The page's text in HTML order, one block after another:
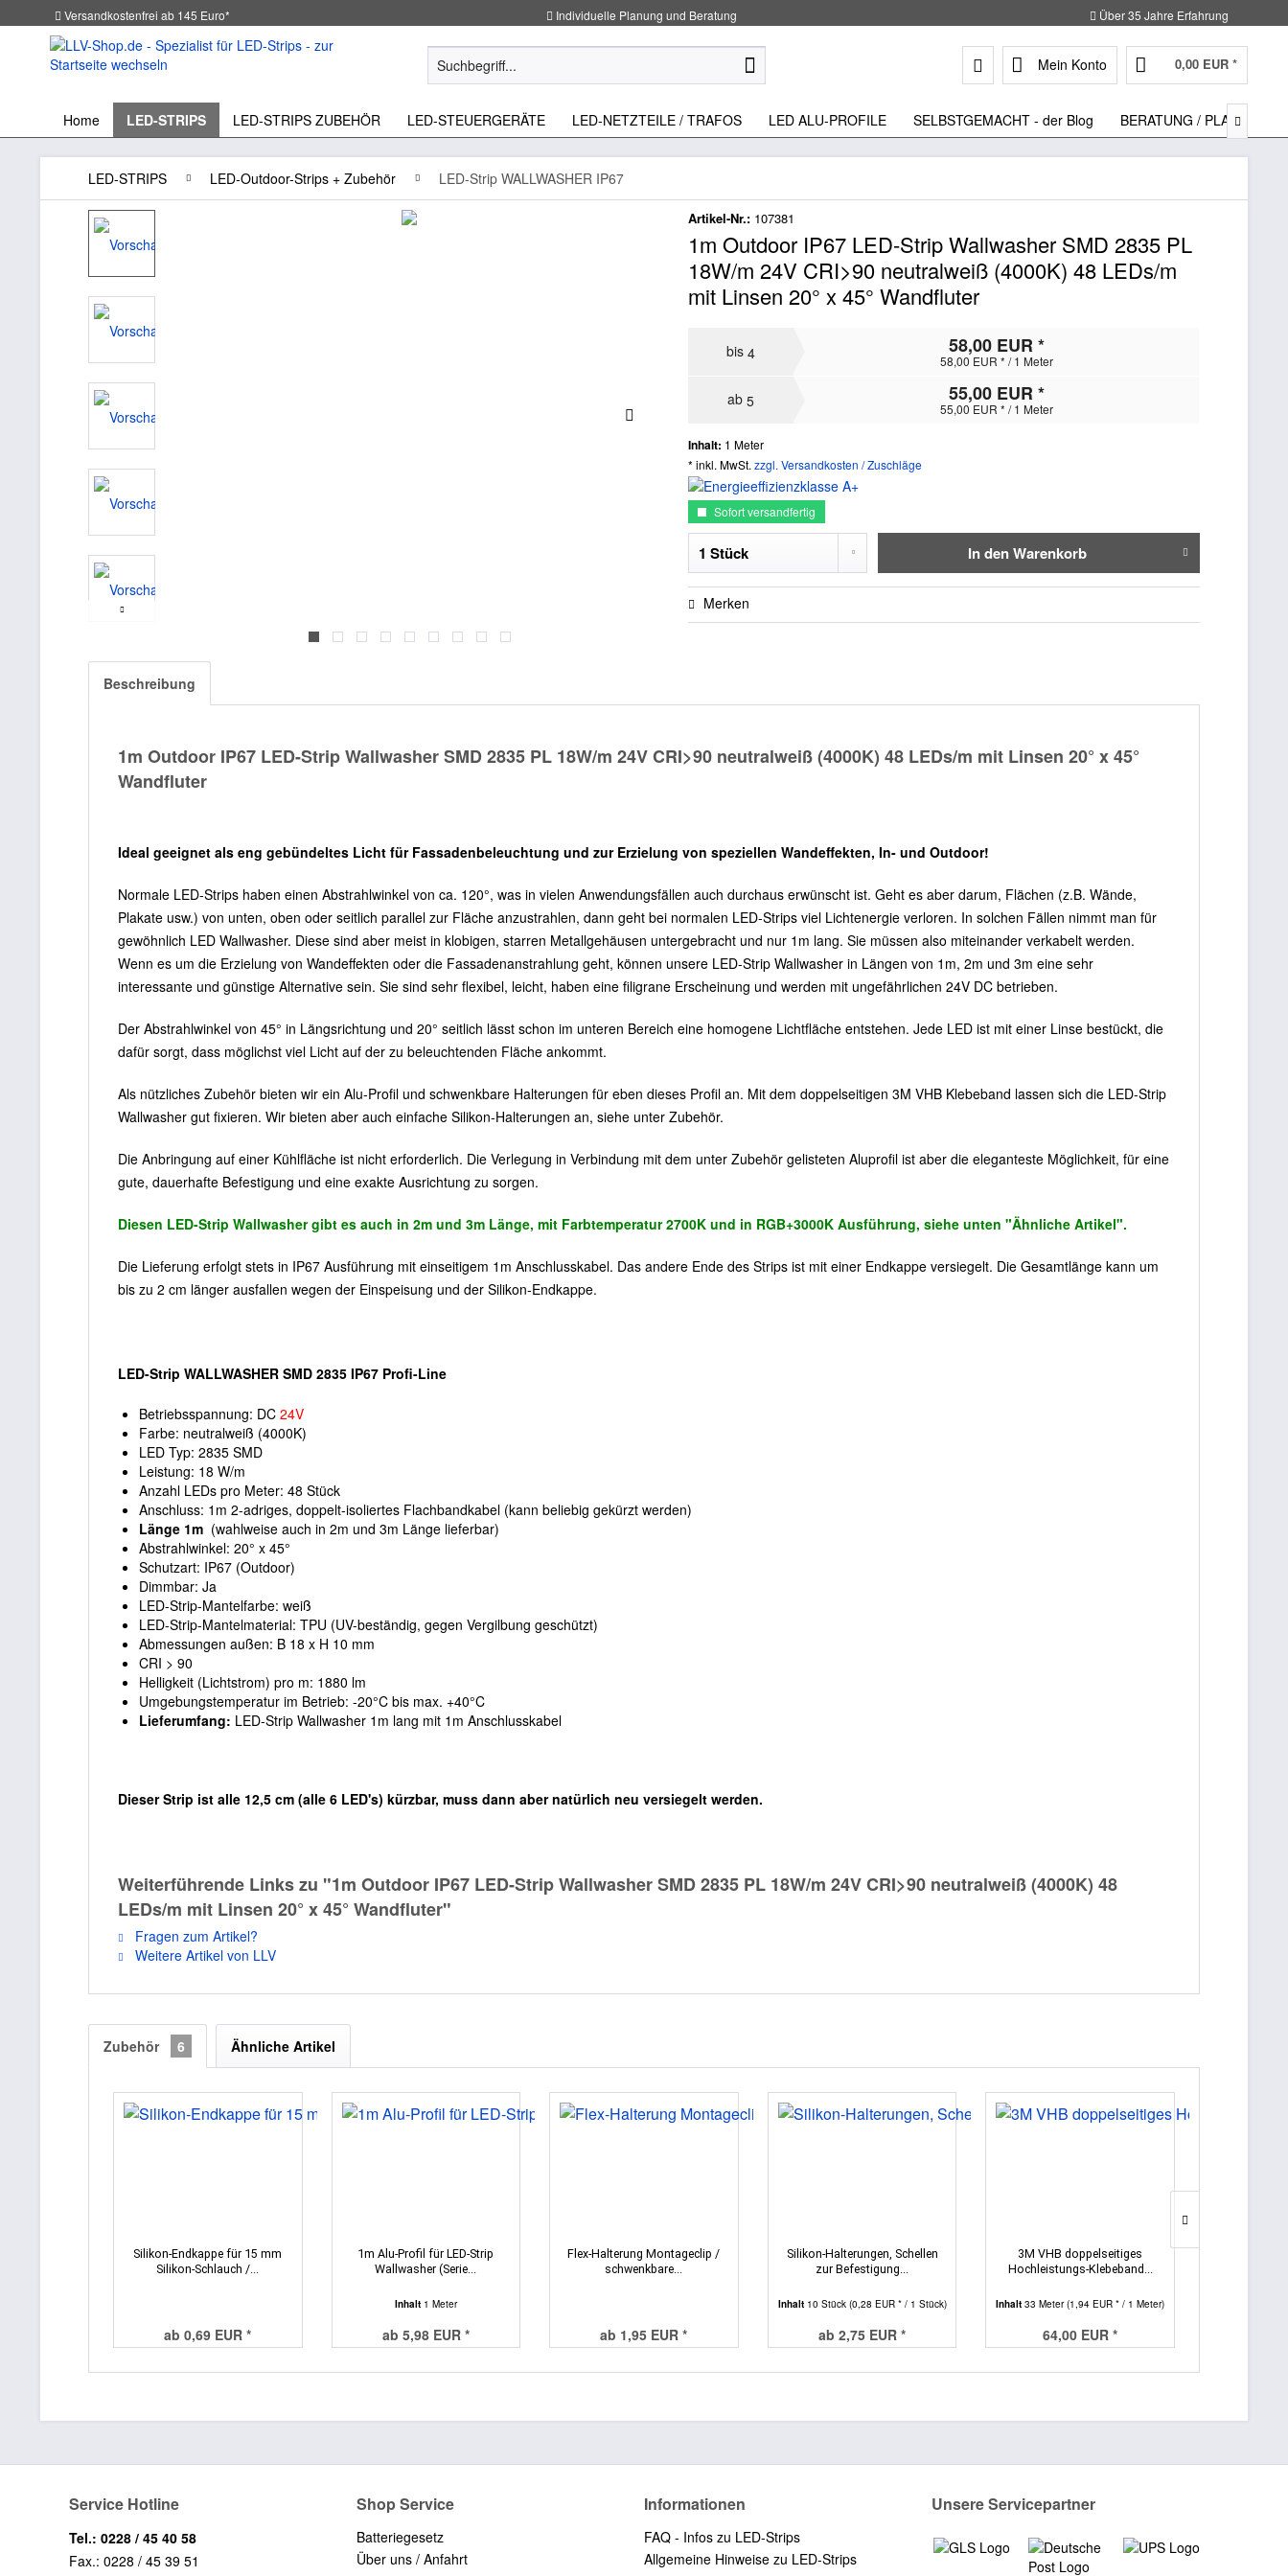
Versandkostenfrei ab 145 Euro* Individuelle Planung und Beratung Über 35 Jahre Erfahrung
Mein Konto 0,00 EUR *
Home LED-STRIPS LED-STRIPS ZUBEHÖR LED-STEUERGERÄTE LED-NETZTEILE / TRAFOS LED ALU-PROFILE SELBSTGEMACHT - der Blog BERATUNG / PLANUNG

LED-STRIPS LED-Outdoor-Strips + Zubehör LED-Strip WALLWASHER IP67
Artikel-Nr.: 107381
1m Outdoor IP67 LED-Strip Wallwasher SMD 2835 PL
18W/m 24V CRI>90 neutralweiß (4000K) 48 LEDs/m
mit Linsen 20° x 45° Wandfluter
bis4 58,00 EUR *
58,00 EUR * / 1 Meter
ab5 55,00 EUR *
55,00 EUR * / 1 Meter
Inhalt: 1 Meter
* inkl. MwSt.zzgl. Versandkosten / Zuschläge
Sofort versandfertig
In denWarenkorb
Merken
Beschreibung
1m Outdoor IP67 LED-Strip Wallwasher SMD 2835 PL 18W/m 24V CRI>90 neutralweiß (4000K) 48 LEDs/m mit Linsen 20° x 45°
Wandfluter
Ideal geeignet als eng gebündeltes Licht für Fassadenbeleuchtung und zur Erzielung von speziellen Wandeffekten, In- und Outdoor!
Normale LED-Strips haben einen Abstrahlwinkel von ca. 120°, was in vielen Anwendungsfällen auch durchaus erwünscht ist. Geht es aber darum, Flächen (z.B. Wände,
Plakate usw.) von unten, oben oder seitlich parallel zur Fläche anzustrahlen, dann geht bei normalen LED-Strips viel Lichtenergie verloren. In solchen Fällen nimmt man für
gewöhnlich LED Wallwasher. Diese sind aber meist in klobigen, starren Metallgehäusen untergebracht und nur 1m lang. Sie müssen also miteinander verkabelt werden.
Wenn es um die Erzielung von Wandeffekten oder die Fassadenanstrahlung geht, können unsere LED-Strip Wallwasher in Längen von 1m, 2m und 3m eine sehr
interessante und günstige Alternative sein. Sie sind sehr flexibel, leicht, haben eine filigrane Erscheinung und werden mit ungefährlichen 24V DC betrieben.
Der Abstrahlwinkel von 45° in Längsrichtung und 20° seitlich lässt schon im unteren Bereich eine homogene Lichtfläche entstehen. Jede LED ist mit einer Linse bestückt, die
dafür sorgt, dass möglichst viel Licht auf der zu beleuchtenden Fläche ankommt.
Als nützliches Zubehör bieten wir ein Alu-Profil und schwenkbare Halterungen für eben dieses Profil an. Mit dem doppelseitigen 3M VHB Klebeband lassen sich die LED-Strip
Wallwasher gut fixieren. Wir bieten aber auch einfache Silikon-Halterungen an, siehe unter Zubehör.
Die Anbringung auf einer Kühlfläche ist nicht erforderlich. Die Verlegung in Verbindung mit dem unter Zubehör gelisteten Aluprofil ist aber die eleganteste Möglichkeit, für eine
gute, dauerhafte Befestigung und eine exakte Ausrichtung zu sorgen.
Diesen LED-Strip Wallwasher gibt es auch in 2m und 3m Länge, mit Farbtemperatur 2700K und in RGB+3000K Ausführung, siehe unten "Ähnliche Artikel".
Die Lieferung erfolgt stets in IP67 Ausführung mit einseitigem 1m Anschlusskabel. Das andere Ende des Strips ist mit einer Endkappe versiegelt. Die Gesamtlänge kann um
bis zu 2 cm länger ausfallen wegen der Einspeisung und der Silikon-Endkappe.
LED-Strip WALLWASHER SMD 2835 IP67 Profi-Line
Betriebsspannung: DC 24V
Farbe: neutralweiß (4000K)
LED Typ: 2835 SMD
Leistung: 18 W/m
Anzahl LEDs pro Meter: 48 Stück
Anschluss: 1m 2-adriges, doppelt-isoliertes Flachbandkabel (kann beliebig gekürzt werden)
Länge 1m (wahlweise auch in 2m und 3m Länge lieferbar)
Abstrahlwinkel: 20° x 45°
Schutzart: IP67 (Outdoor)
Dimmbar: Ja
LED-Strip-Mantelfarbe: weiß
LED-Strip-Mantelmaterial: TPU (UV-beständig, gegen Vergilbung geschützt)
Abmessungen außen: B 18 x H 10 mm
CRI > 90
Helligkeit (Lichtstrom) pro m: 1880 lm
Umgebungstemperatur im Betrieb: -20°C bis max. +40°C
Lieferumfang: LED-Strip Wallwasher 1m lang mit 1m Anschlusskabel
Dieser Strip ist alle 12,5 cm (alle 6 LED's) kürzbar, muss dann aber natürlich neu versiegelt werden.
Weiterführende Links zu "1m Outdoor IP67 LED-Strip Wallwasher SMD 2835 PL 18W/m 24V CRI>90 neutralweiß (4000K) 48
LEDs/m mit Linsen 20° x 45° Wandfluter"
Fragen zum Artikel?
Weitere Artikel von LLV
Zubehör 6 Ähnliche Artikel
Silikon-Endkappe für 15 mm
Silikon-Schlauch /...
ab 0,69 EUR *
1m Alu-Profil für LED-Strip
Wallwasher (Serie...
Inhalt 1 Meter
ab 5,98 EUR *
Flex-Halterung Montageclip /
schwenkbare...
ab 1,95 EUR *
Silikon-Halterungen, Schellen
zur Befestigung...
Inhalt 10 Stück (0,28 EUR * / 1 Stück)
ab 2,75 EUR *
3M VHB doppelseitiges
Hochleistungs-Klebeband...
Inhalt33 Meter(1,94 EUR * / 1 Meter)
64,00 EUR *
Service Hotline
Tel.: 0228 / 45 40 58
Fax.: 0228 / 45 39 51
Shop Service
Batteriegesetz
Über uns / Anfahrt
Informationen
FAQ - Infos zu LED-Strips
Allgemeine Hinweise zu LED-Strips
Unsere Servicepartner